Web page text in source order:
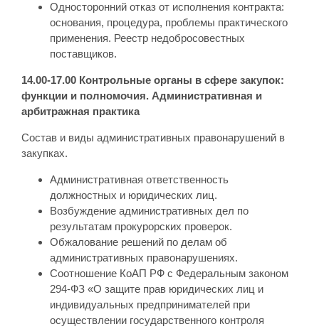
Односторонний отказ от исполнения контракта:
основания, процедура, проблемы практического
применения. Реестр недобросовестных
поставщиков.
14.00-17.00 Контрольные органы в сфере закупок:
функции и полномочия. Административная и
арбитражная практика
Состав и виды административных правонарушений в
закупках.
Административная ответственность
должностных и юридических лиц.
Возбуждение административных дел по
результатам прокурорских проверок.
Обжалование решений по делам об
административных правонарушениях.
Соотношение КоАП РФ с Федеральным законом
294-ФЗ «О защите прав юридических лиц и
индивидуальных предпринимателей при
осуществлении государственного контроля